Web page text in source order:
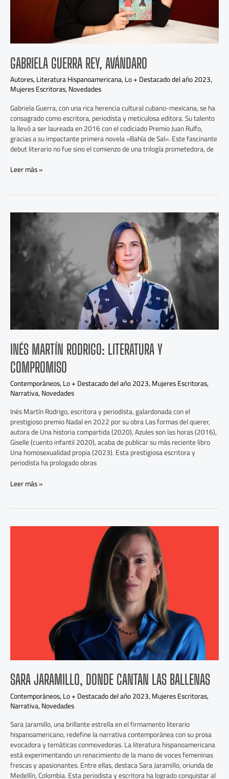
GABRIELA GUERRA REY, AVÁNDARO
Autores,Literatura Hispanoamericana,Lo + Destacado del año 2023,
Mujeres Escritoras,Novedades
Gabriela Guerra, con una rica herencia cultural cubano-mexicana, se ha
consagrado como escritora, periodista y meticulosa editora. Su talento
la llevó a ser laureada en 2016 con el codiciado Premio Juan Rulfo,
gracias a su impactante primera novela «Bahía de Sal». Este fascinante
debut literario no fue sino el comienzo de una trilogía prometedora, de
Leer más »
INÉS MARTÍN RODRIGO: LITERATURA Y
COMPROMISO
Contemporáneos,Lo + Destacado del año 2023,Mujeres Escritoras,
Narrativa,Novedades
Inés Martín Rodrigo, escritora y periodista, galardonada con el
prestigioso premio Nadal en 2022 por su obra Las formas del querer,
autora de Una historia compartida (2020), Azules son las horas (2016),
Giselle (cuento infantil 2020), acaba de publicar su más reciente libro
Una homosexualidad propia (2023). Esta prestigiosa escritora y
periodista ha prologado obras
Inés
Martín
Rodrigo:
LITERATURA
COMPROMISO
Leer más »
SARA JARAMILLO, DONDE CANTAN LAS BALLENAS
Contemporáneos,Lo + Destacado del año 2023,Mujeres Escritoras,
Narrativa,Novedades
Sara Jaramillo, una brillante estrella en el firmamento literario
hispanoamericano, redefine la narrativa contemporánea con su prosa
evocadora y temáticas conmovedoras. La literatura hispanoamericana
está experimentando un renacimiento de la mano de voces femeninas
frescas y apasionantes. Entre ellas, destaca Sara Jaramillo, oriunda de
Medellín, Colombia. Esta periodista y escritora ha logrado conquistar al